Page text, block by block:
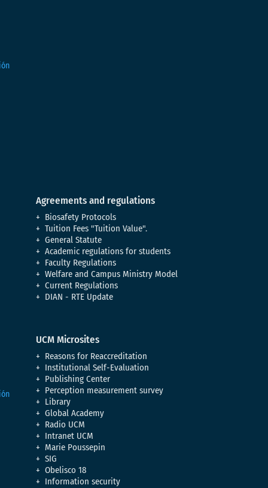
Agreements and regulations
Biosafety Protocols
Tuition Fees "Tuition Value".
General Statute
Academic regulations for students
Faculty Regulations
Welfare and Campus Ministry Model
Current Regulations
DIAN - RTE Update
UCM Microsites
Reasons for Reaccreditation
Institutional Self-Evaluation
Publishing Center
Perception measurement survey
Library
Global Academy
Radio UCM
Intranet UCM
Marie Poussepin
SIG
Obelisco 18
Information security